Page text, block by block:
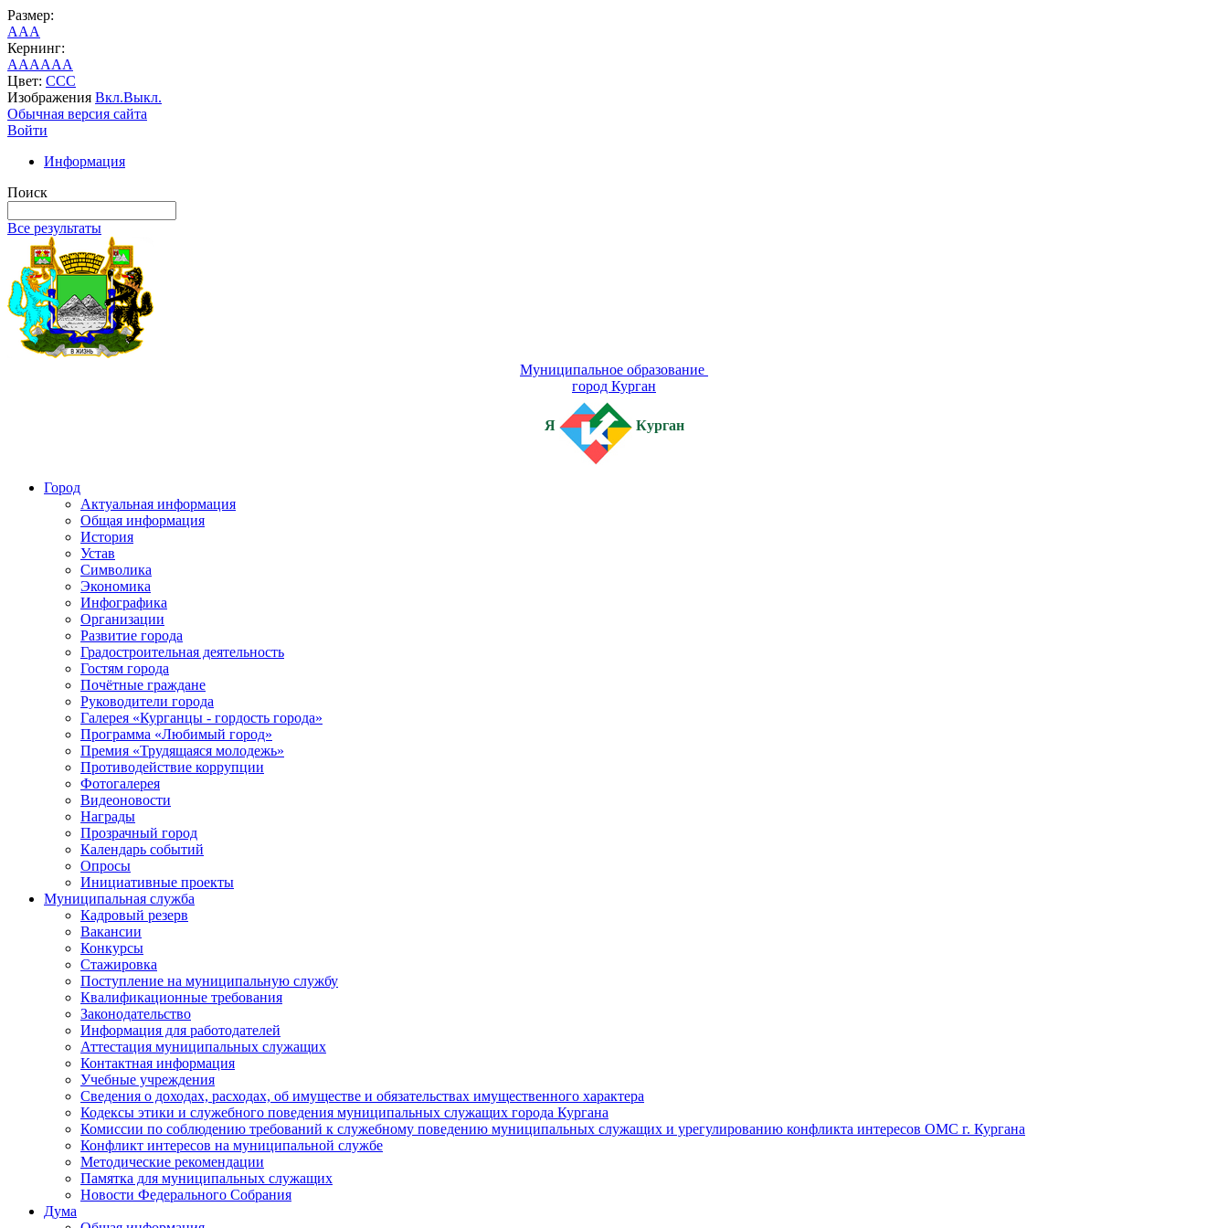
Размер:
AAA
Кернинг:
AAAAAA
Цвет: CCC
Изображения Вкл.Выкл.
Обычная версия сайта
Войти
Информация
Поиск
Все результаты
Муниципальное образование
город Курган
Я Курган
Город
Актуальная информация
Общая информация
История
Устав
Символика
Экономика
Инфографика
Организации
Развитие города
Градостроительная деятельность
Гостям города
Почётные граждане
Руководители города
Галерея «Курганцы - гордость города»
Программа «Любимый город»
Премия «Трудящаяся молодежь»
Противодействие коррупции
Фотогалерея
Видеоновости
Награды
Прозрачный город
Календарь событий
Опросы
Инициативные проекты
Муниципальная служба
Кадровый резерв
Вакансии
Конкурсы
Стажировка
Поступление на муниципальную службу
Квалификационные требования
Законодательство
Информация для работодателей
Аттестация муниципальных служащих
Контактная информация
Учебные учреждения
Сведения о доходах, расходах, об имуществе и обязательствах имущественного характера
Кодексы этики и служебного поведения муниципальных служащих города Кургана
Комиссии по соблюдению требований к служебному поведению муниципальных служащих и урегулированию конфликта интересов ОМС г. Кургана
Конфликт интересов на муниципальной службе
Методические рекомендации
Памятка для муниципальных служащих
Новости Федерального Cобрания
Дума